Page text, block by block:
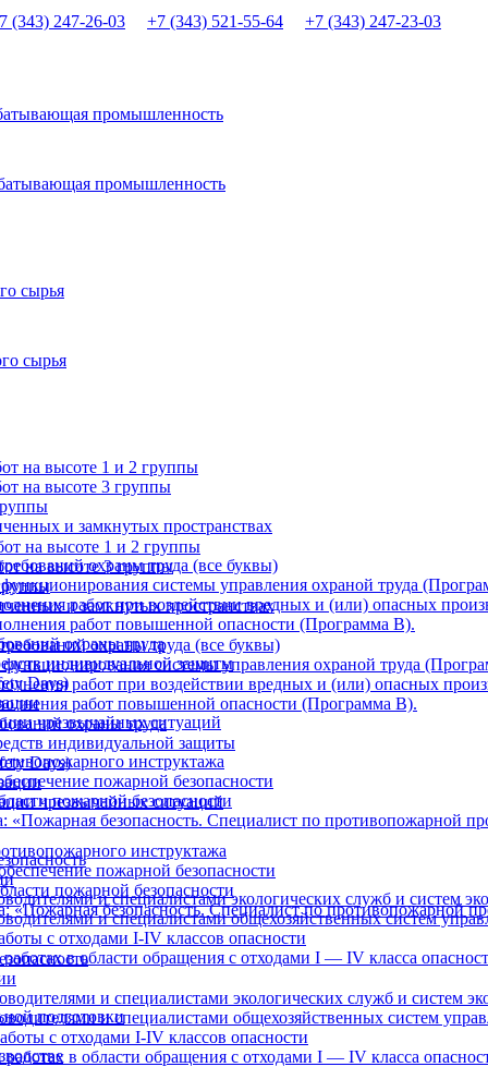
промышленность
сырья
на высоте 1 и 2 группы
на высоте 3 группы
и замкнутых пространствах
охраны труда (все буквы)
системы управления охраной труда
работ при воздействии вредных и (или) опасных
работ повышенной опасности (Программа В).
охраны труда
индивидуальной защиты
Days)
чрезвычайных ситуаций
инструктажа
пожарной безопасности
пожарной безопасности
«Пожарная безопасность. Специалист по противопожарной
и специалистами экологических служб и систем
и специалистами общехозяйственных систем
с отходами I-IV классов опасности
в области обращения с отходами I — IV класса
подготовки
(343) 247-26-03 +7 (343) 521-55-64 +7 (343) 247-23-03
промышленность
сырья
на высоте 1 и 2 группы
на высоте 3 группы
и замкнутых пространствах
охраны труда (все буквы)
системы управления охраной труда
работ при воздействии вредных и (или) опасных
работ повышенной опасности (Программа В).
охраны труда
индивидуальной защиты
Days)
чрезвычайных ситуаций
инструктажа
пожарной безопасности
пожарной безопасности
«Пожарная безопасность. Специалист по противопожарной
и специалистами экологических служб и систем
и специалистами общехозяйственных систем
с отходами I-IV классов опасности
в области обращения с отходами I — IV класса